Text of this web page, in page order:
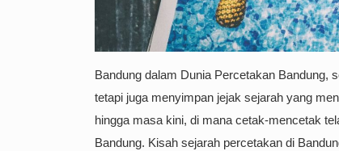
Bandung dalam Dunia Percetakan Bandung,
tetapi juga menyimpan jejak sejarah yang
hingga masa kini, di mana cetak-mencetak
Bandung. Kisah sejarah percetakan di